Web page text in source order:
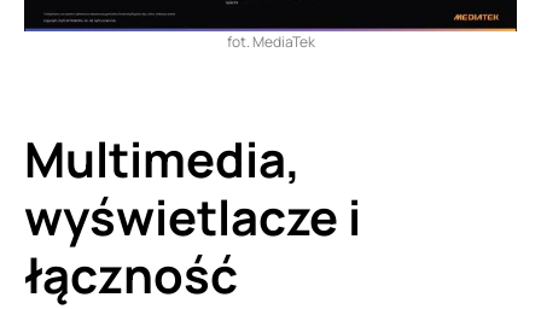
fot. MediaTek
Multimedia,
wyświetlacze i
łączność